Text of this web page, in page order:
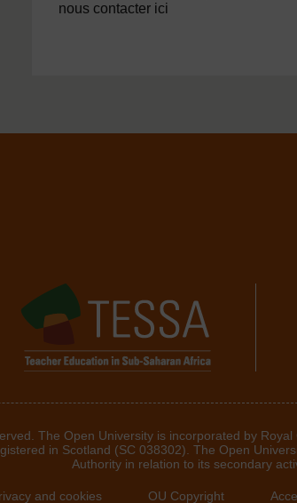
nous contacter ici
The Open University is incorporated by
in Scotland (SC 038302). The Open
Authority in relation to its secondary
and cookies OU Copyright